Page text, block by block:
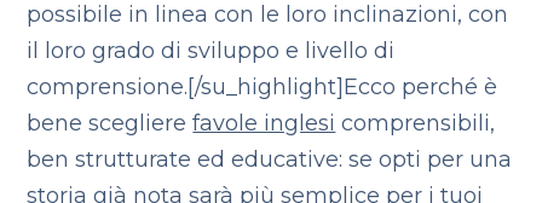
possibile in linea con le loro inclinazioni, con
il loro grado di sviluppo e livello di
comprensione.[/su_highlight]Ecco perché è
bene sceglierefavole inglesi comprensibili,
ben strutturate ed educative: se opti per una
storia già nota sarà più semplice per i tuoi